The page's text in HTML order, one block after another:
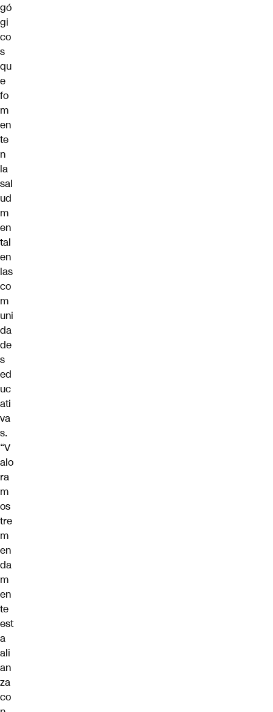
gó
gi
co
s
qu
e
fo
m
en
te
n
la
sal
ud
m
en
tal
en
las
co
m
uni
da
de
s
ed
uc
ati
va
s.
“V
alo
ra
m
os
tre
m
en
da
m
en
te
est
a
ali
an
za
co